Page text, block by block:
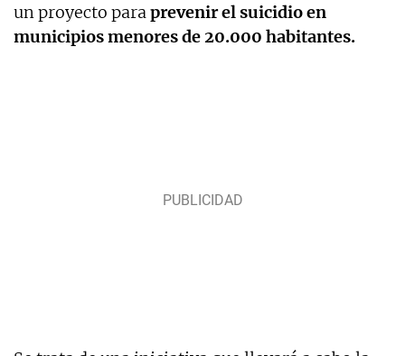
un proyecto paraprevenir el suicidio en
municipios menores de 20.000 habitantes.